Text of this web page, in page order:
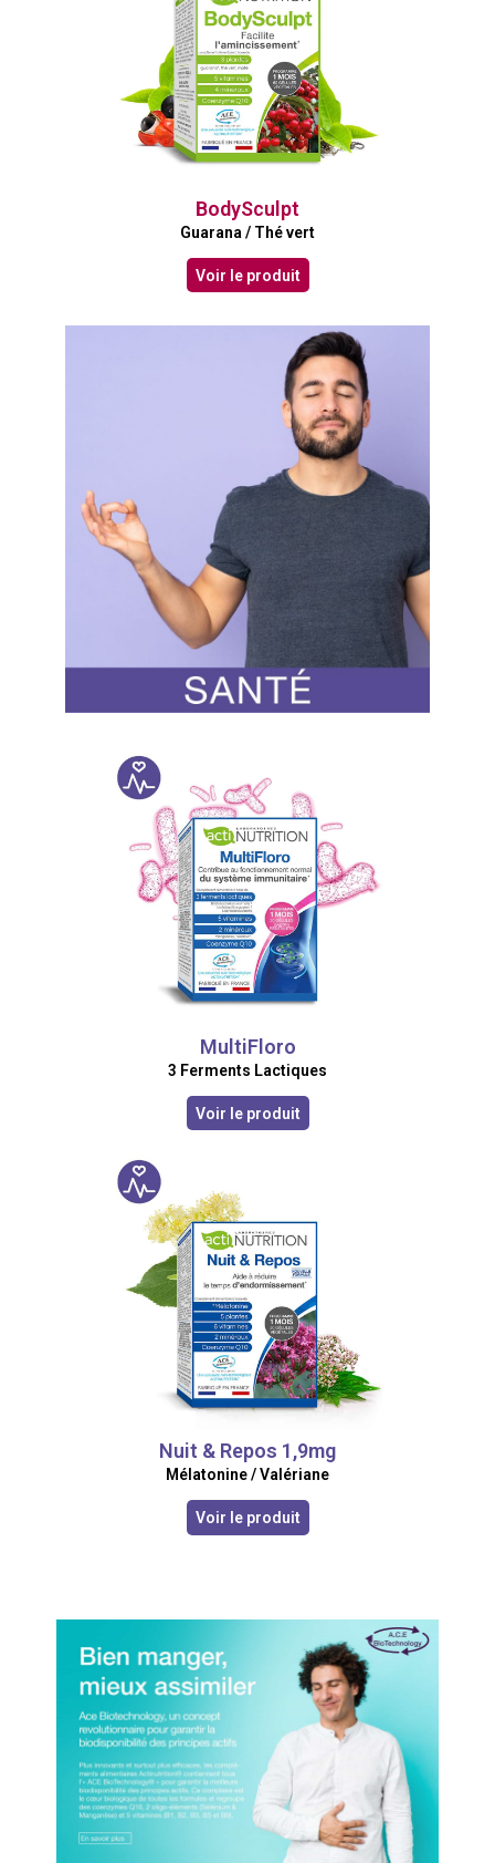
BodySculpt
Guarana / Thé vert
Voir le produit
MultiFloro
3 Ferments Lactiques
Voir le produit
Nuit & Repos 1,9mg
Mélatonine / Valériane
Voir le produit